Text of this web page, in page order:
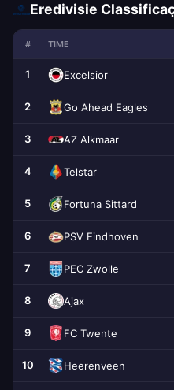
Eredivisie
# TIME
1 Excelsior
2 Go Ahead Eagles
3 AZ Alkmaar
4 Telstar
5 Fortuna Sittard
6 PSV Eindhoven
7 PEC Zwolle
8 Ajax
9 FC Twente
10 Heerenveen